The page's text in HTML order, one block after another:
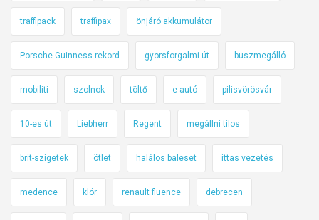
traffipack traffipax önjáró akkumulátor
Porsche Guinness rekord gyorsforgalmi út buszmegálló
mobiliti szolnok töltő e-autó pilisvörösvár
10-es út Liebherr Regent megállni tilos
brit-szigetek ötlet halálos baleset ittas vezetés
medence klór renault fluence debrecen